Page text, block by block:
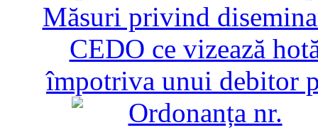
Măsuri privind
CEDO ce vizează
împotriva unui debitor